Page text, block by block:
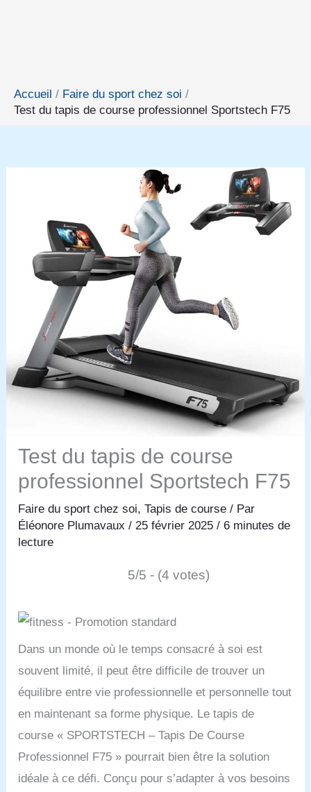
Accueil
Faire du sport chez soi
Test du tapis de course professionnel Sportstech F75
Test du tapis de course
professionnel Sportstech F75
Faire du sport chez soi,Tapis de course / Par
Éléonore Plumavaux/ 25 février 2025/6 minutes de
lecture
5/5 - (4 votes)
Dans un monde où le temps consacré à soi est
souvent limité, il peut être difficile de trouver un
équilibre entre vie professionnelle et personnelle tout
en maintenant sa forme physique. Le tapis de
course « SPORTSTECH – Tapis De Course
Professionnel F75 » pourrait bien être la solution
idéale à ce défi. Conçu pour s’adapter à vos besoins